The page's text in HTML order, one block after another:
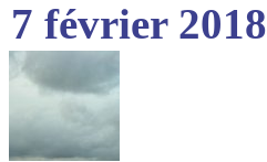
7 février 2018